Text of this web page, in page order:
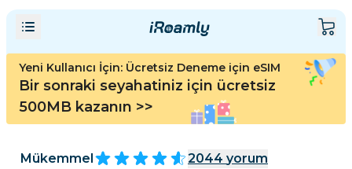
Yeni Kullanıcı İçin: Ücretsiz Deneme için eSIM
Bir sonraki seyahatiniz için ücretsiz
500MB kazanın >>
Mükemmel 2044 yorum